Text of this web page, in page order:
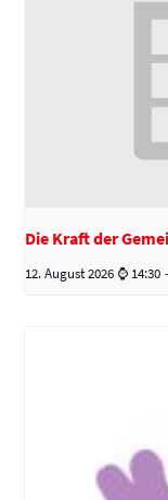
Die Kraft der
12. August 2026 ⌚ 14:30 -